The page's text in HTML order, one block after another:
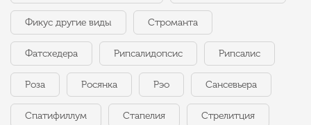
Фикус другие виды Строманта
Фатсхедера Рипсалидопсис Рипсалис
Роза Росянка Рэо Сансевьера
Спатифиллум Стапелия Стрелитция